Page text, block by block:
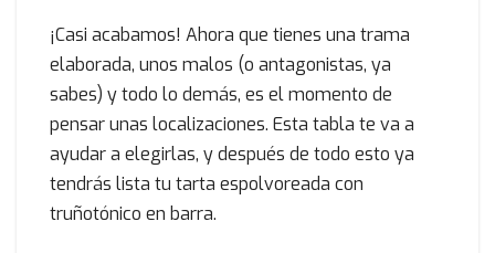
¡Casi acabamos! Ahora que tienes una trama
elaborada, unos malos (o antagonistas, ya
sabes) y todo lo demás, es el momento de
pensar unas localizaciones. Esta tabla te va a
ayudar a elegirlas, y después de todo esto ya
tendrás lista tu tarta espolvoreada con
truñotónico en barra.